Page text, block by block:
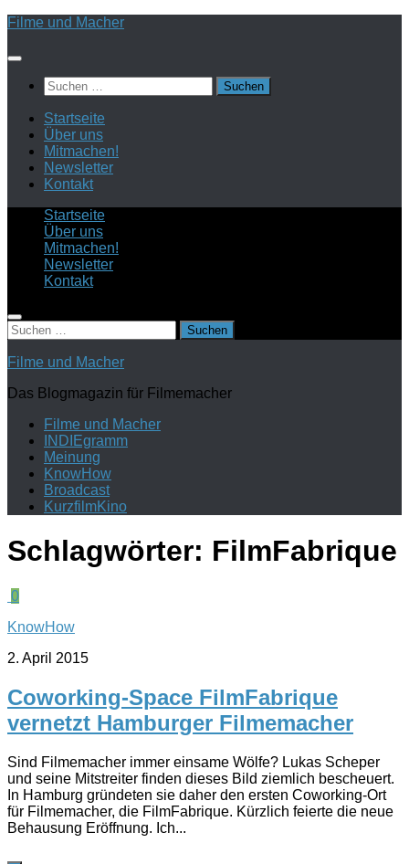
Zum
springen
Filme und Macher
Suchen
nach:
Startseite
Über uns
Mitmachen!
Newsletter
Kontakt
Startseite
Über uns
Mitmachen!
Newsletter
Kontakt
Suchen
nach:
Filme und Macher
Das Blogmagazin für Filmemacher
Filme und Macher
INDIEgramm
Meinung
KnowHow
Broadcast
KurzfilmKino
Schlagwörter: FilmFabrique
0
KnowHow
2. April 2015
Coworking-Space FilmFabrique
vernetzt Hamburger Filmemacher
Sind Filmemacher immer einsame Wölfe? Lukas Scheper
und seine Mitstreiter finden dieses Bild ziemlich bescheuert.
In Hamburg gründeten sie daher den ersten Coworking-Ort
für Filmemacher, die FilmFabrique. Kürzlich feierte die neue
Behausung Eröffnung. Ich...